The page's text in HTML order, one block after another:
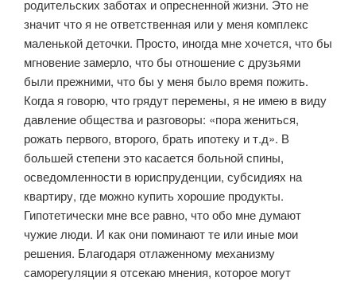
родительских заботах и опресненной жизни. Это не
значит что я не ответственная или у меня комплекс
маленькой деточки. Просто, иногда мне хочется, что бы
мгновение замерло, что бы отношение с друзьями
были прежними, что бы у меня было время пожить.
Когда я говорю, что грядут перемены, я не имею в виду
давление общества и разговоры: «пора жениться,
рожать первого, второго, брать ипотеку и т.д». В
большей степени это касается больной спины,
осведомленности в юриспруденции, субсидиях на
квартиру, где можно купить хорошие продукты.
Гипотетически мне все равно, что обо мне думают
чужие люди. И как они поминают те или иные мои
решения. Благодаря отлаженному механизму
саморегуляции я отсекаю мнения, которое могут